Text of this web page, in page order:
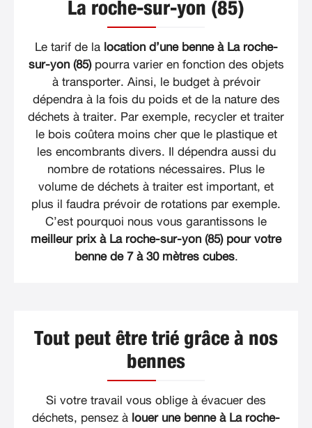
La roche-sur-yon (85)
Le tarif de la location d’une benne à La roche-
sur-yon (85)pourra varier en fonction des objets
à transporter. Ainsi, le budget à prévoir
dépendra à la fois du poids et de la nature des
déchets à traiter. Par exemple, recycler et traiter
le bois coûtera moins cher que le plastique et
les encombrants divers. Il dépendra aussi du
nombre de rotations nécessaires. Plus le
volume de déchets à traiter est important, et
plus il faudra prévoir de rotations par exemple.
C’est pourquoi nous vous garantissons le
meilleur prix à La roche-sur-yon (85) pour votre
benne de 7 à 30 mètres cubes.
Tout peut être trié grâce à nos
bennes
Si votre travail vous oblige à évacuer des
déchets, pensez à louer une benne à La roche-